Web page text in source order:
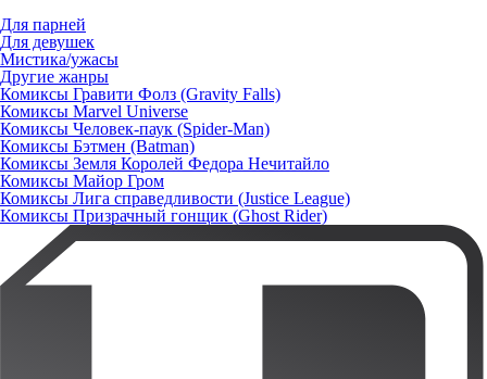
Для парней
Для девушек
Мистика/ужасы
Другие жанры
Комиксы Гравити Фолз (Gravity Falls)
Комиксы Marvel Universe
Комиксы Человек-паук (Spider-Man)
Комиксы Бэтмен (Batman)
Комиксы Земля Королей Федора Нечитайло
Комиксы Майор Гром
Комиксы Лига справедливости (Justice League)
Комиксы Призрачный гонщик (Ghost Rider)